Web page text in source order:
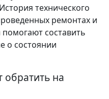
технического
ремонтах и
составить
о состоянии
обратить на